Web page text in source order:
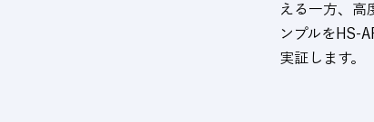
える一方、高
ンプルをHS-
実証します。